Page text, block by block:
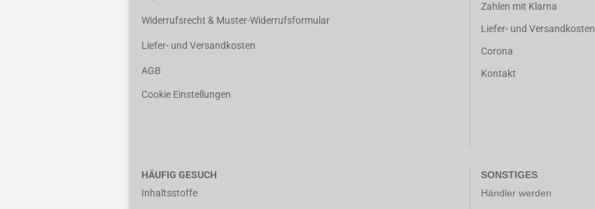
Widerrufsrecht & Muster-Widerrufsformular
Liefer- und Versandkosten
AGB
Cookie Einstellungen
Zahlen mit Klarna
Liefer- und Versandkosten
Corona
Kontakt
HÄUFIG GESUCH
Inhaltsstoffe
SONSTIGES
Händler werden